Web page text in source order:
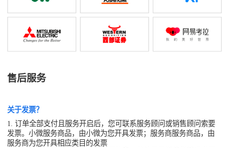
售后服务
关于发票？
1. 订单全部支付且服务开启后，您可联系服务顾问或销售顾问索要
发票。小微服务商品，由小微为您开具发票；服务商服务商品，由
服务商为您开具相应类目的发票